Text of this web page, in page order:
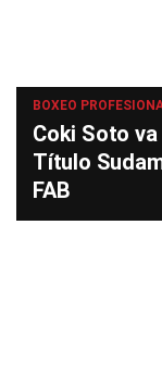
BOXEO
Coki Soto
Título
FAB